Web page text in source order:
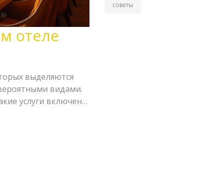
отеле
выделяются
видами.
услуги включены
даже самых
при
советы